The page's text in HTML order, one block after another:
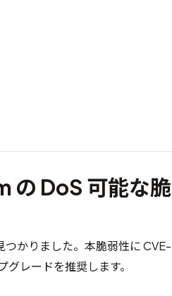
DoS 可能な脆
つかりました。本脆弱性にCVE-
レードを推奨します。